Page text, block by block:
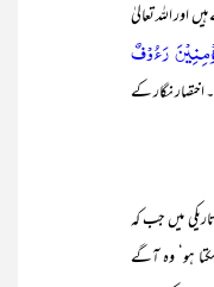
اور اللہ تعالیٰ
رَءُوْفٌ
ہے۔ اختصار نگار کے
میں جب کہ
ہو‘ وہ آگے